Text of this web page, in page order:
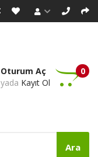
Oturum Aç
yada Kayıt Ol
0
Ara